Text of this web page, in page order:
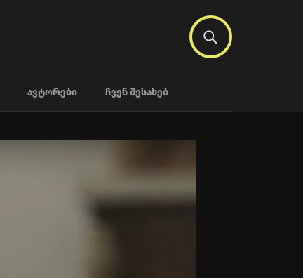
ᲐᲕᲢᲝᲠᲔᲑᲘ ᲩᲕᲔᲜ ᲨᲔᲡᲐᲮᲔᲑ